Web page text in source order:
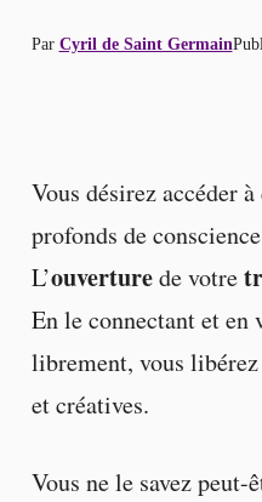
Par Cyril de Saint Germain
Vous désirez accéder
profonds de
L’ouverturede votre
En le connectant et en
librement, vous
et créatives.
Vous ne le savez